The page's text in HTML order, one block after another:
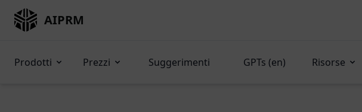
AIPRM
Prodotti Prezzi Suggerimenti GPTs (en) Risorse